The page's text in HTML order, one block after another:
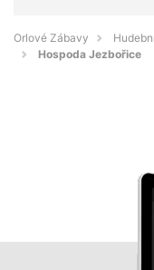
Orlové Zábavy
Hospoda Jezbořice